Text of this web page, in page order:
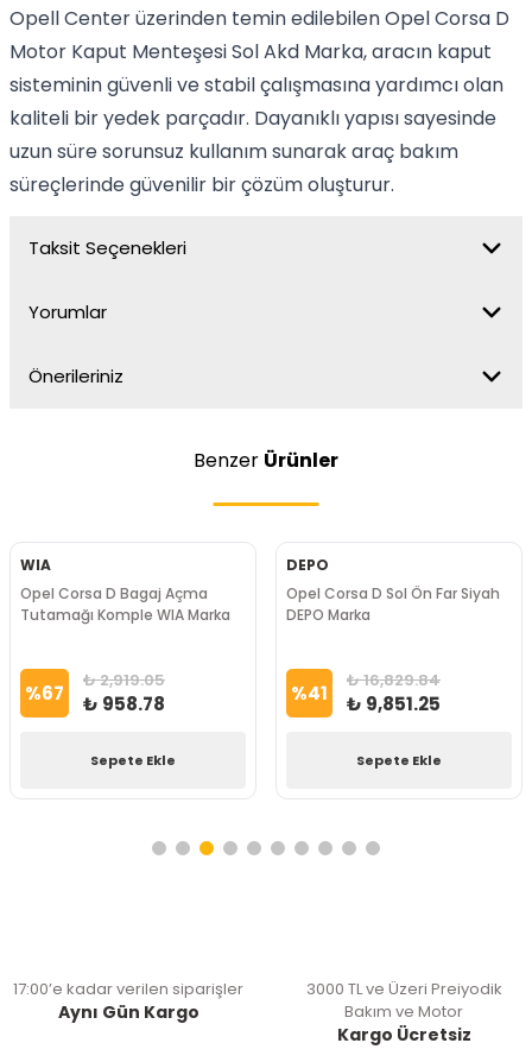
Opell Center üzerinden temin edilebilen Opel Corsa D
Motor Kaput Menteşesi Sol Akd Marka, aracın kaput
sisteminin güvenli ve stabil çalışmasına yardımcı olan
kaliteli bir yedek parçadır. Dayanıklı yapısı sayesinde
uzun süre sorunsuz kullanım sunarak araç bakım
süreçlerinde güvenilir bir çözüm oluşturur.
Taksit Seçenekleri
Yorumlar
Önerileriniz
Benzer Ürünler
WIA
Opel Corsa D Bagaj Açma
Tutamağı Komple WIA Marka
%67 ₺ 2,919.05
₺ 958.78
Sepete Ekle
DEPO
Opel Corsa D Sol Ön Far Siyah
DEPO Marka
%41 ₺ 16,829.84
₺ 9,851.25
Sepete Ekle
17:00’e kadar verilen siparişler
Aynı Gün Kargo
3000 TL ve Üzeri Preiyodik
Bakım ve Motor
Kargo Ücretsiz